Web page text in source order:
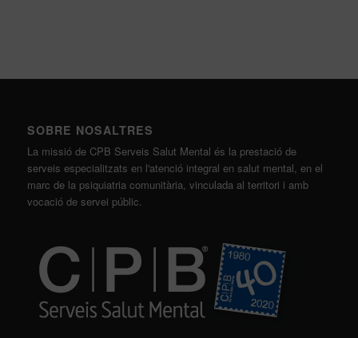
SOBRE NOSALTRES
La missió de CPB Serveis Salut Mental és la prestació de
serveis especialitzats en l'atenció integral en salut mental, en el
marc de la psiquiatria comunitària, vinculada al territori i amb
vocació de servei públic.